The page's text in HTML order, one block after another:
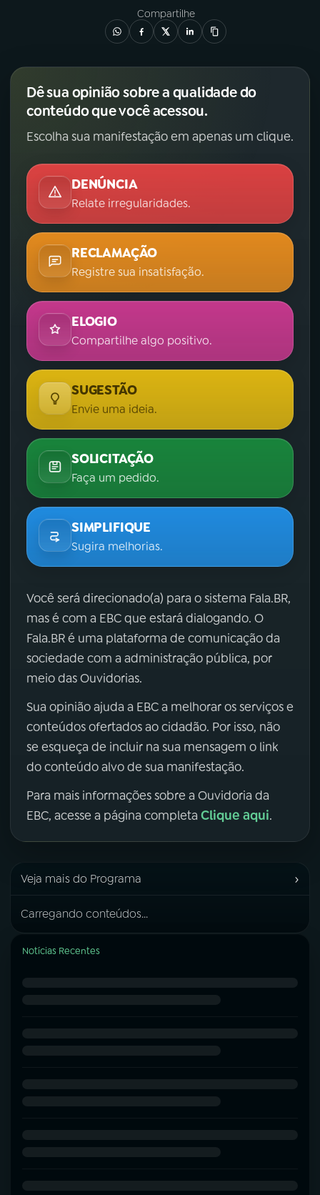
Compartilhe
Dê sua opinião sobre a qualidade do
conteúdo que você acessou.
Escolha sua manifestação em apenas um clique.
DENÚNCIA
Relate irregularidades.
RECLAMAÇÃO
Registre sua insatisfação.
ELOGIO
Compartilhe algo positivo.
SUGESTÃO
Envie uma ideia.
SOLICITAÇÃO
Faça um pedido.
SIMPLIFIQUE
Sugira melhorias.
Você será direcionado(a) para o sistema Fala.BR,
mas é com a EBC que estará dialogando. O
Fala.BR é uma plataforma de comunicação da
sociedade com a administração pública, por
meio das Ouvidorias.
Sua opinião ajuda a EBC a melhorar os serviços e
conteúdos ofertados ao cidadão. Por isso, não
se esqueça de incluir na sua mensagem o link
do conteúdo alvo de sua manifestação.
Para mais informações sobre a Ouvidoria da
EBC, acesse a página completa Clique aqui.
Veja mais do Programa ›
Carregando conteúdos...
Notícias Recentes